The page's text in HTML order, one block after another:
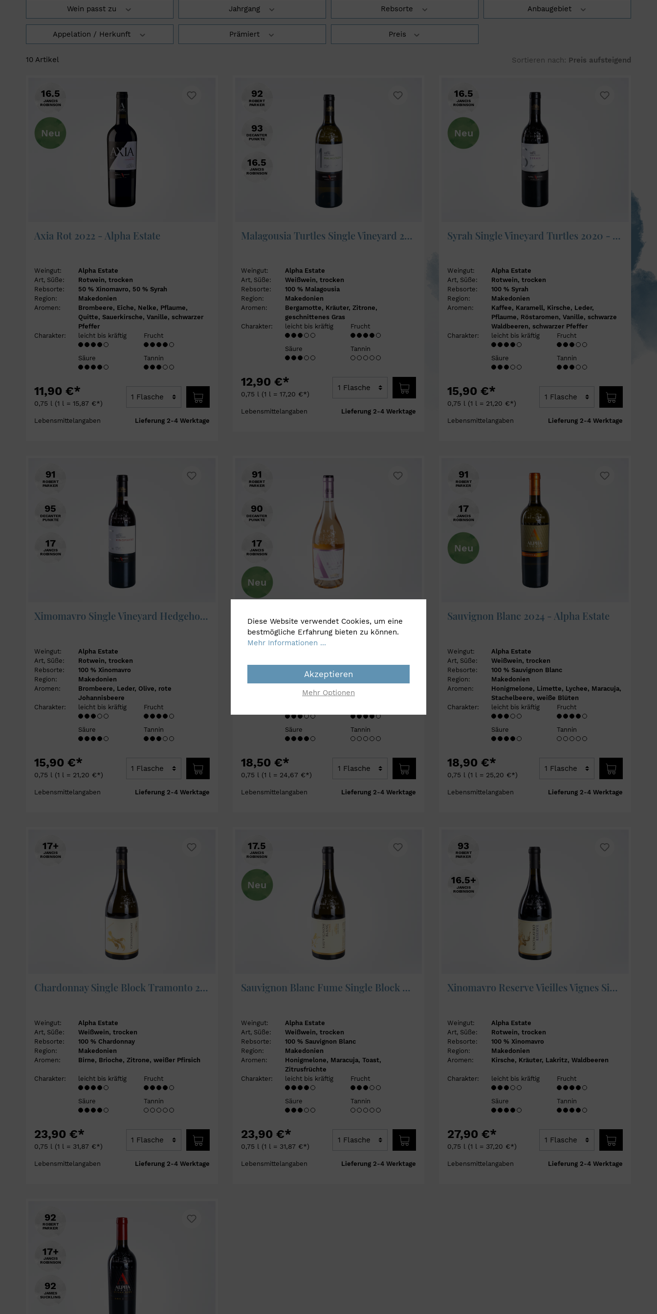
Wein passt zu Jahrgang Rebsorte Anbaugebiet
Appelation / Herkunft Prämiert Preis
10 Artikel
16.5
JANCIS
ROBINSON
Neu
Axia Rot 2022 - Alpha Estate
Weingut:
Alpha Estate
Art, Süße:
Rotwein, trocken
Rebsorte:
50 % Xinomavro, 50 % Syrah
Region:
Makedonien
Aromen:
Brombeere, Eiche, Nelke, Pflaume,
Quitte, Sauerkirsche, Vanille, schwarzer
Pfeffer
Charakter:
leicht bis kräftig Frucht
Säure Tannin
11,90 €*
0,75 l (1 l = 15,87 €*)
Lebensmittelangaben Lieferung 2-4 Werktage
92
ROBERT
PARKER
93
DECANTER
PUNKTE
16.5
JANCIS
ROBINSON
Malagousia Turtles Single Vineyard 2025 - Alpha Estate
Weingut:
Alpha Estate
Art, Süße:
Weißwein, trocken
Rebsorte:
100 % Malagousia
Region:
Makedonien
Aromen:
Bergamotte, Kräuter, Zitrone,
geschnittenes Gras
Charakter:
leicht bis kräftig Frucht
Säure Tannin
12,90 €*
0,75 l (1 l = 17,20 €*)
Lebensmittelangaben Lieferung 2-4 Werktage
16.5
JANCIS
ROBINSON
Neu
Syrah Single Vineyard Turtles 2020 - Alpha Estate
Weingut:
Alpha Estate
Art, Süße:
Rotwein, trocken
Rebsorte:
100 % Syrah
Region:
Makedonien
Aromen:
Kaffee, Karamell, Kirsche, Leder,
Pflaume, Röstaromen, Vanille, schwarze
Waldbeeren, schwarzer Pfeffer
Charakter:
leicht bis kräftig Frucht
Säure Tannin
15,90 €*
0,75 l (1 l = 21,20 €*)
Lebensmittelangaben Lieferung 2-4 Werktage
91
ROBERT
PARKER
95
DECANTER
PUNKTE
17
JANCIS
ROBINSON
Ximomavro Single Vineyard Hedgehog 2023 - Alpha Estate
Weingut:
Alpha Estate
Art, Süße:
Rotwein, trocken
Rebsorte:
100 % Xinomavro
Region:
Makedonien
Aromen:
Brombeere, Leder, Olive, rote
Johannisbeere
Charakter:
leicht bis kräftig Frucht
Säure Tannin
15,90 €*
0,75 l (1 l = 21,20 €*)
Lebensmittelangaben Lieferung 2-4 Werktage
91
ROBERT
PARKER
90
DECANTER
PUNKTE
17
JANCIS
ROBINSON
Neu
100 % Xinomavro
Makedonien
Erdbeere, Himbeere, Pfeffer,
Rosenblüten
Säure Tannin
18,50 €*
0,75 l (1 l = 24,67 €*)
Lebensmittelangaben Lieferung 2-4 Werktage
91
ROBERT
PARKER
17
JANCIS
ROBINSON
Neu
Sauvignon Blanc 2024 - Alpha Estate
Weingut:
Alpha Estate
Art, Süße:
Weißwein, trocken
Rebsorte:
100 % Sauvignon Blanc
Region:
Makedonien
Aromen:
Honigmelone, Limette, Lychee, Maracuja,
Stachelbeere, weiße Blüten
Charakter:
leicht bis kräftig Frucht
Säure Tannin
18,90 €*
0,75 l (1 l = 25,20 €*)
Lebensmittelangaben Lieferung 2-4 Werktage
17+
JANCIS
ROBINSON
Chardonnay Single Block Tramonto 2023 - Alpha Estate
Weingut:
Alpha Estate
Art, Süße:
Weißwein, trocken
Rebsorte:
100 % Chardonnay
Region:
Makedonien
Aromen:
Birne, Brioche, Zitrone, weißer Pfirsich
Charakter: leicht bis kräftig Frucht
Säure Tannin
23,90 €*
0,75 l (1 l = 31,87 €*)
Lebensmittelangaben Lieferung 2-4 Werktage
17.5
JANCIS
ROBINSON
Neu
Sauvignon Blanc Fume Single Block Kaliva 2024 - Alpha Estate
Weingut:
Alpha Estate
Art, Süße:
Weißwein, trocken
Rebsorte:
100 % Sauvignon Blanc
Region:
Makedonien
Aromen:
Honigmelone, Maracuja, Toast,
Zitrusfrüchte
Charakter:
leicht bis kräftig Frucht
Säure Tannin
23,90 €*
0,75 l (1 l = 31,87 €*)
Lebensmittelangaben Lieferung 2-4 Werktage
93
ROBERT
PARKER
16.5+
JANCIS
ROBINSON
Xinomavro Reserve Vieilles Vignes Single Block Barba Yannis 2022 - Alpha Estate
Weingut:
Alpha Estate
Art, Süße:
Rotwein, trocken
Rebsorte:
100 % Xinomavro
Region:
Makedonien
Aromen:
Kirsche, Kräuter, Lakritz, Waldbeeren
Charakter: leicht bis kräftig Frucht
Säure Tannin
27,90 €*
0,75 l (1 l = 37,20 €*)
Lebensmittelangaben Lieferung 2-4 Werktage
92
ROBERT
PARKER
17+
JANCIS
ROBINSON
92
JAMES
SUCKLING
Diese Website verwendet Cookies, um eine
bestmögliche Erfahrung bieten zu können.
Mehr Informationen ...
Akzeptieren
Mehr Optionen